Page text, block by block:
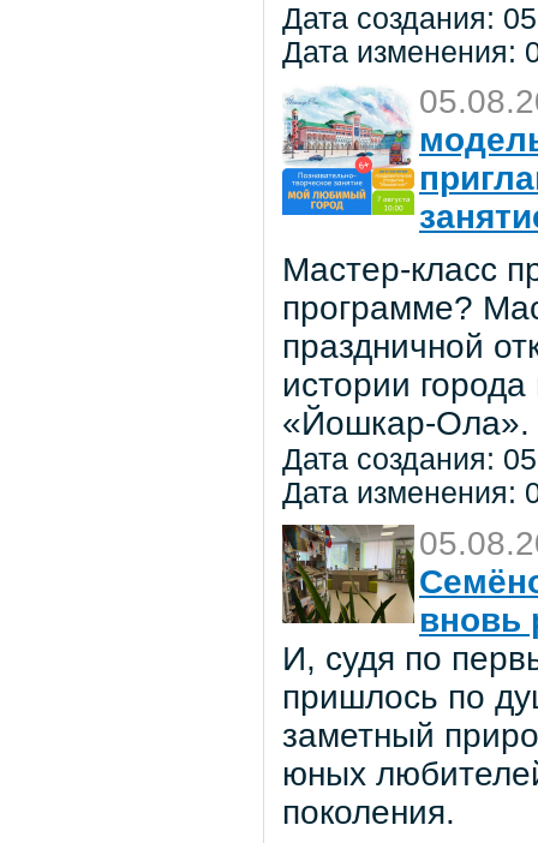
Дата создания:
Дата изменения:
Мастер-класс
программе?
праздничной
истории
«Йошкар-Ола».
Дата создания:
Дата изменения:
вновь
И, судя по
пришлось по
заметный
юных
поколения.